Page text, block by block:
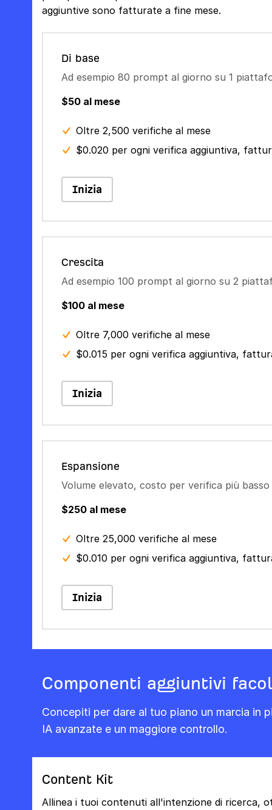
aggiuntive sono fatturate a fine mese.
Di base
Ad esempio 80 prompt al giorno su 1
$50 al mese
Oltre 2,500 verifiche al mese
$0.020 per ogni verifica aggiuntiva,
Inizia
Crescita
Ad esempio 100 prompt al giorno su 2
$100 al mese
Oltre 7,000 verifiche al mese
$0.015 per ogni verifica aggiuntiva,
Inizia
Espansione
Volume elevato, costo per verifica più basso
$250 al mese
Oltre 25,000 verifiche al mese
$0.010 per ogni verifica aggiuntiva,
Inizia
Componenti aggiuntivi
Concepiti per dare al tuo piano un marcia in
IA avanzate e un maggiore controllo.
Content Kit
Allinea i tuoi contenuti all'intenzione di ricerca,